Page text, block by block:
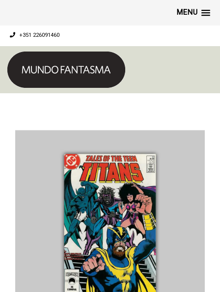
MENU
+351 226091460